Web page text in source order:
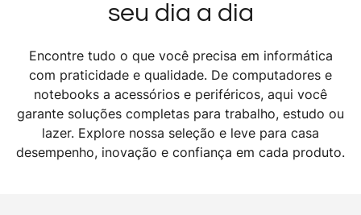
seu dia a dia
Encontre tudo o que você precisa em informática
com praticidade e qualidade. De computadores e
notebooks a acessórios e periféricos, aqui você
garante soluções completas para trabalho, estudo ou
lazer. Explore nossa seleção e leve para casa
desempenho, inovação e confiança em cada produto.